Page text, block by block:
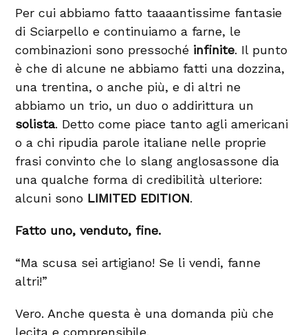
Per cui abbiamo fatto taaaantissime fantasie
di Sciarpello e continuiamo a farne, le
combinazioni sono pressoché infinite. Il punto
è che di alcune ne abbiamo fatti una dozzina,
una trentina, o anche più, e di altri ne
abbiamo un trio, un duo o addirittura un
solista. Detto come piace tanto agli americani
o a chi ripudia parole italiane nelle proprie
frasi convinto che lo slang anglosassone dia
una qualche forma di credibilità ulteriore:
alcuni sono LIMITED EDITION.
Fatto uno, venduto, fine.
“Ma scusa sei artigiano! Se li vendi, fanne
altri!”
Vero. Anche questa è una domanda più che